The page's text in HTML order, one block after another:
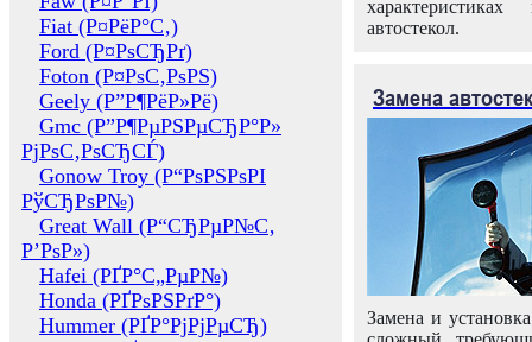
Fiat (Р¤РёР°С‚)
Ford (Р¤РѕСЂРґ)
Foton (Р¤РѕС‚РѕРЅ)
Geely (Р”Р¶РёР»Рё)
Gmc (Р”Р¶РµРЅРµСЂР°Р»
РјРѕС‚РѕСЂСЃ)
Gonow Troy (Р“РѕРЅРѕРІ
РўСЂРѕР№)
Great Wall (Р“СЂРµР№С‚
Р’РѕР»)
Hafei (РҐР°С„РµР№)
Honda (РҐРѕРЅРґР°)
Hummer (РҐР°РјРјРµСЂ)
автостекол.
Замена
Замена и